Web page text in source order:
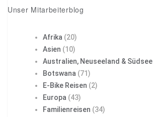
Unser Mitarbeiterblog
Afrika (20)
Asien (10)
Australien, Neuseeland & Südsee
Botswana (71)
E-Bike Reisen (2)
Europa (43)
Familienreisen (34)